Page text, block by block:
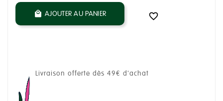
 AJOUTER AU PANIER 
Livraison offerte dès 49€ d'achat